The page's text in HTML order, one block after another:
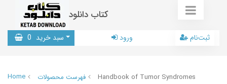
کتاب دانلود
سبد خرید 0 ورود ثبت‌نام
Home فهرست محصولات Handbook of Tumor Syndromes